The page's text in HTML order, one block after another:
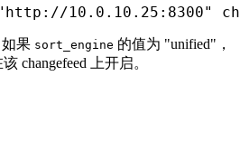
10.0.10.25:8300"
果 sort_engine 的值为 "unified"，
changefeed 上开启。